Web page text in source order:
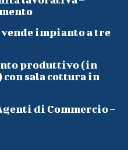
impianto a tre
produttivo (in
sala cottura in
di Commercio –